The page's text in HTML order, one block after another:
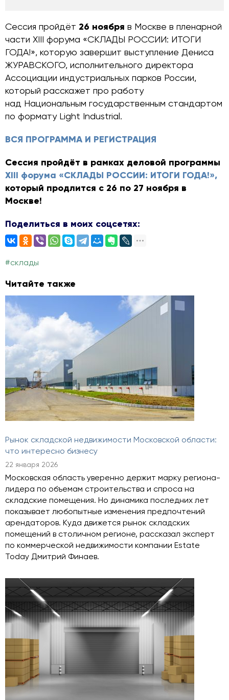
Сессия пройдёт 26 ноября в Москве в пленарной
части XIII форума «СКЛАДЫ РОССИИ: ИТОГИ
ГОДА!», которую завершит выступление Дениса
ЖУРАВСКОГО, исполнительного директора
Ассоциации индустриальных парков России,
который расскажет про работу
над Национальным государственным стандартом
по формату Light Industrial.
ВСЯ ПРОГРАММА И РЕГИСТРАЦИЯ
Сессия пройдёт в рамках деловой программы
XIII форума «СКЛАДЫ РОССИИ: ИТОГИ ГОДА!»,
который продлится с 26 по 27 ноября в
Москве!
Поделиться в моих соцсетях:
#склады
Читайте также
Рынок складской недвижимости Московской области:
что интересно бизнесу
22 января 2026
Московская область уверенно держит марку региона-
лидера по объемам строительства и спроса на
складские помещения. Но динамика последних лет
показывает любопытные изменения предпочтений
арендаторов. Куда движется рынок складских
помещений в столичном регионе, рассказал эксперт
по коммерческой недвижимости компании Estate
Today Дмитрий Финаев.